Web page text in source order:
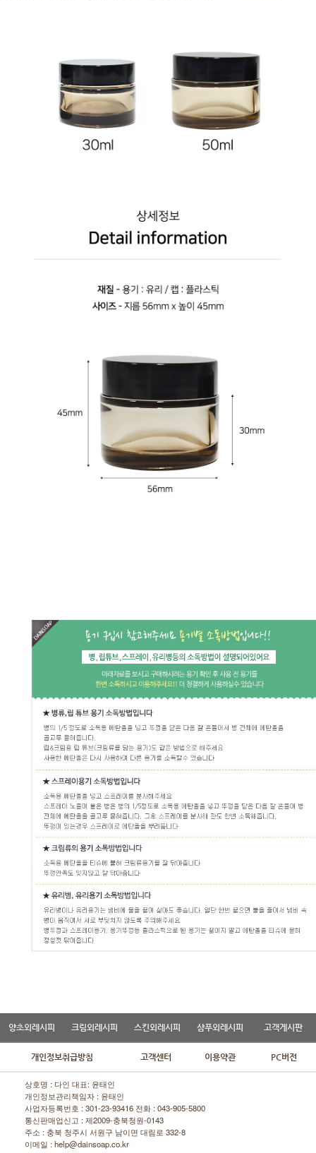
양초외레시피 크림외레시피 스킨외레시피 샴푸외레시피 고객게시판
개인정보취급방침 고객센터 이용약관 PC버전
상호명 : 다인 대표: 윤태인
개인정보관리책임자 : 윤태인
사업자등록번호 : 301-23-93416 전화 :043-905-5800
통신판매업신고 : 제2009-충북청원-0143
주소 : 충북 청주시 서원구 남이면 대림로 332-8
이메일 : help@dainsoap.co.kr